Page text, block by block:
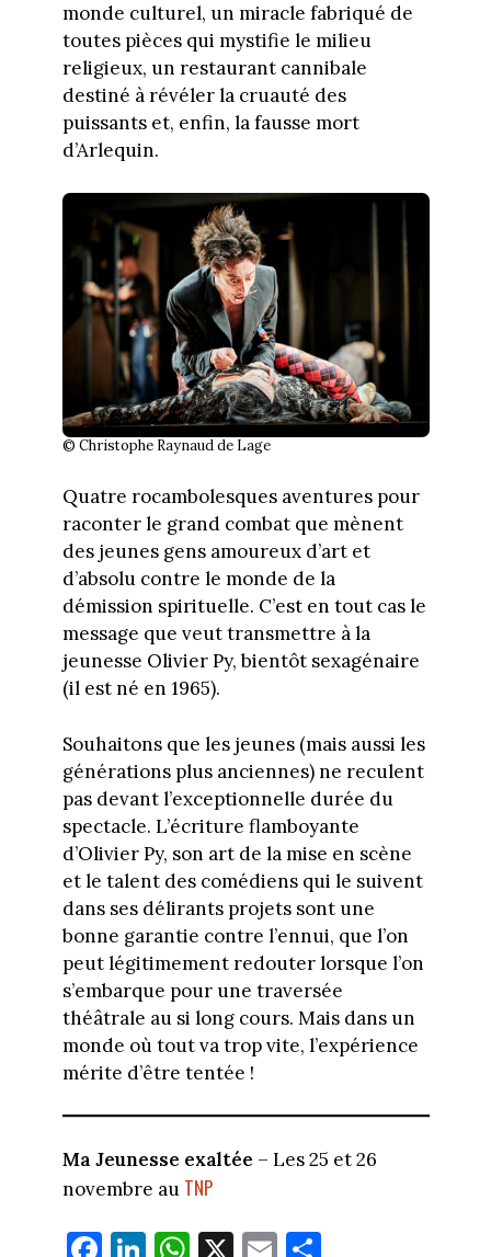
monde culturel, un miracle fabriqué de
toutes pièces qui mystifie le milieu
religieux, un restaurant cannibale
destiné à révéler la cruauté des
puissants et, enfin, la fausse mort
d’Arlequin.
© Christophe Raynaud de Lage
Quatre rocambolesques aventures pour
raconter le grand combat que mènent
des jeunes gens amoureux d’art et
d’absolu contre le monde de la
démission spirituelle. C’est en tout cas le
message que veut transmettre à la
jeunesse Olivier Py, bientôt sexagénaire
(il est né en 1965).
Souhaitons que les jeunes (mais aussi les
générations plus anciennes) ne reculent
pas devant l’exceptionnelle durée du
spectacle. L’écriture flamboyante
d’Olivier Py, son art de la mise en scène
et le talent des comédiens qui le suivent
dans ses délirants projets sont une
bonne garantie contre l’ennui, que l’on
peut légitimement redouter lorsque l’on
s’embarque pour une traversée
théâtrale au si long cours. Mais dans un
monde où tout va trop vite, l’expérience
mérite d’être tentée !
Ma Jeunesse exaltée – Les 25 et 26
novembre au TNP